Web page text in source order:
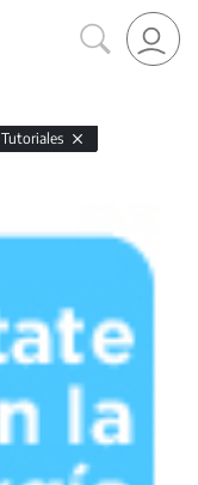
Tutoriales